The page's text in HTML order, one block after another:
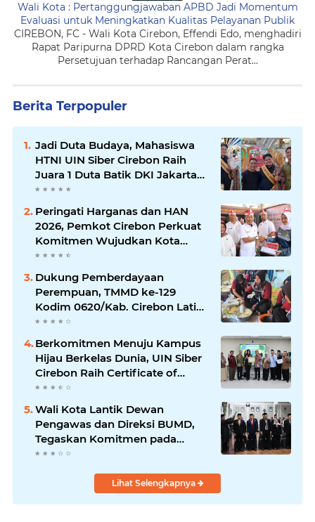
Wali Kota : Pertanggungjawaban APBD Jadi Momentum
Evaluasi untuk Meningkatkan Kualitas Pelayanan Publik
CIREBON, FC - Wali Kota Cirebon, Effendi Edo, menghadiri
Rapat Paripurna DPRD Kota Cirebon dalam rangka
Persetujuan terhadap Rancangan Perat...
Berita Terpopuler
Jadi Duta Budaya, Mahasiswa
HTNI UIN Siber Cirebon Raih
Juara 1 Duta Batik DKI Jakarta
2026
Peringati Harganas dan HAN
2026, Pemkot Cirebon Perkuat
Komitmen Wujudkan Kota
Layak Anak
Dukung Pemberdayaan
Perempuan, TMMD ke-129
Kodim 0620/Kab. Cirebon Latih
Ibu-Ibu Tata Boga
Berkomitmen Menuju Kampus
Hijau Berkelas Dunia, UIN Siber
Cirebon Raih Certificate of
Compliance UI GreenMetric
Wali Kota Lantik Dewan
Pengawas dan Direksi BUMD,
Tegaskan Komitmen pada
Kinerja dan Integritas
Lihat Selengkapnya